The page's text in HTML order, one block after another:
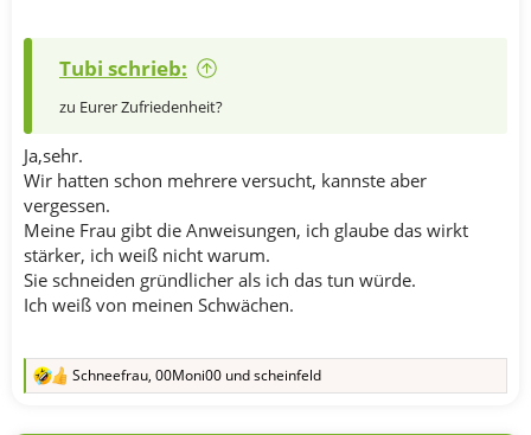
Tubi schrieb:
zu Eurer Zufriedenheit?
Ja,sehr.
Wir hatten schon mehrere versucht, kannste aber
vergessen.
Meine Frau gibt die Anweisungen, ich glaube das wirkt
stärker, ich weiß nicht warum.
Sie schneiden gründlicher als ich das tun würde.
Ich weiß von meinen Schwächen.
R
Schneefrau, 00Moni00 undscheinfeld